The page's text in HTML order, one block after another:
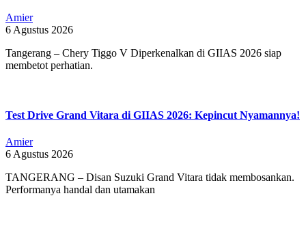
Amier
6 Agustus 2026
Tangerang – Chery Tiggo V Diperkenalkan di GIIAS 2026 siap
membetot perhatian.
Test Drive Grand Vitara di GIIAS 2026: Kepincut Nyamannya!
Amier
6 Agustus 2026
TANGERANG – Disan Suzuki Grand Vitara tidak membosankan.
Performanya handal dan utamakan